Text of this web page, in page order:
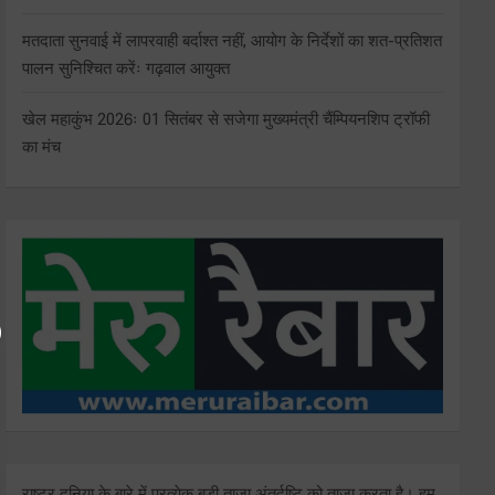
मतदाता सुनवाई में लापरवाही बर्दाश्त नहीं, आयोग के निर्देशों का शत-प्रतिशत
पालन सुनिश्चित करेंः गढ़वाल आयुक्त
खेल महाकुंभ 2026ः 01 सितंबर से सजेगा मुख्यमंत्री चैंम्पियनशिप ट्रॉफी
का मंच